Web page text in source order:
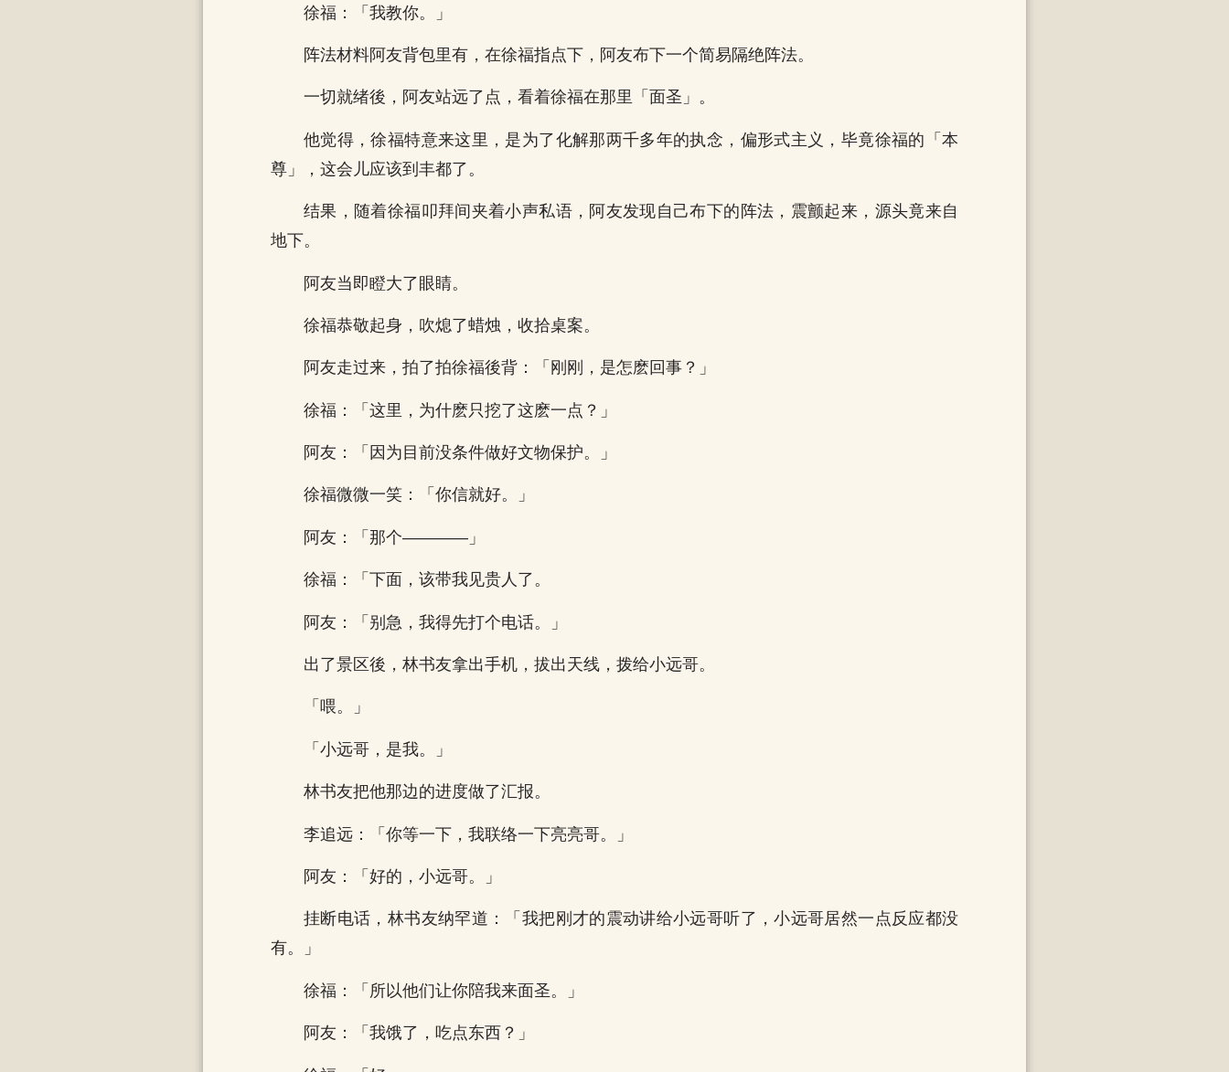
徐福：「我教你。」
阵法材料阿友背包里有，在徐福指点下，阿友布下一个简易隔绝阵法。
一切就绪後，阿友站远了点，看着徐福在那里「面圣」。
他觉得，徐福特意来这里，是为了化解那两千多年的执念，偏形式主义，毕竟徐福的「本
尊」，这会儿应该到丰都了。
结果，随着徐福叩拜间夹着小声私语，阿友发现自己布下的阵法，震颤起来，源头竟来自
地下。
阿友当即瞪大了眼睛。
徐福恭敬起身，吹熄了蜡烛，收拾桌案。
阿友走过来，拍了拍徐福後背：「刚刚，是怎麽回事？」
徐福：「这里，为什麽只挖了这麽一点？」
阿友：「因为目前没条件做好文物保护。」
徐福微微一笑：「你信就好。」
阿友：「那个————」
徐福：「下面，该带我见贵人了。
阿友：「别急，我得先打个电话。」
出了景区後，林书友拿出手机，拔出天线，拨给小远哥。
「喂。」
「小远哥，是我。」
林书友把他那边的进度做了汇报。
李追远：「你等一下，我联络一下亮亮哥。」
阿友：「好的，小远哥。」
挂断电话，林书友纳罕道：「我把刚才的震动讲给小远哥听了，小远哥居然一点反应都没
有。」
徐福：「所以他们让你陪我来面圣。」
阿友：「我饿了，吃点东西？」